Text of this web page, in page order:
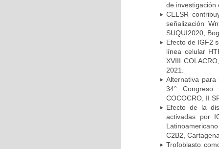
de investigación
CELSR
señalización
SUQUI2020,
Efecto de IGF2
línea celular
XVIII
2021.
Alternativa para
34° Congreso
COCOCRO, II
Efecto de la
activadas por
C2B2,
Trofoblasto